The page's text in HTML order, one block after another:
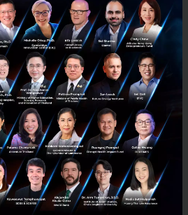
Integrated Real Estate
: 02-001-5375
: 06-4658-9500